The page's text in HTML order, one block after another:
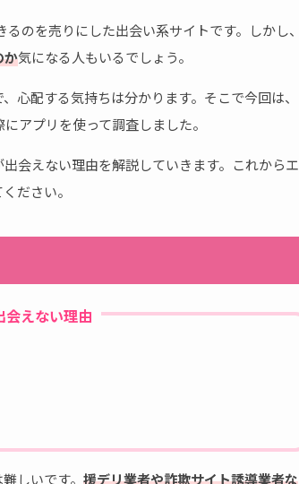
のを売りにした出会い系サイトです。しかし、
か気になる人もいるでしょう。
心配する気持ちは分かります。そこで今回は、
アプリを使って調査しました。
会えない理由を解説していきます。これからエ
ださい。
会えない理由
しいです。 援デリ業者や詐欺サイト誘導業者な